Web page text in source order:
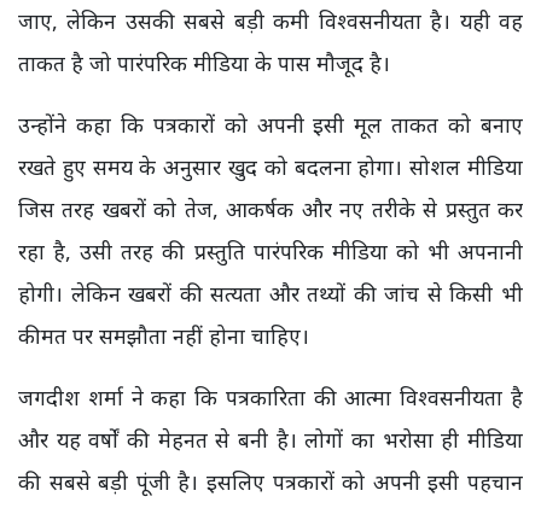
जाए, लेकिन उसकी सबसे बड़ी कमी विश्वसनीयता है। यही वह
ताकत है जो पारंपरिक मीडिया के पास मौजूद है।
उन्होंने कहा कि पत्रकारों को अपनी इसी मूल ताकत को बनाए
रखते हुए समय के अनुसार खुद को बदलना होगा। सोशल मीडिया
जिस तरह खबरों को तेज, आकर्षक और नए तरीके से प्रस्तुत कर
रहा है, उसी तरह की प्रस्तुति पारंपरिक मीडिया को भी अपनानी
होगी। लेकिन खबरों की सत्यता और तथ्यों की जांच से किसी भी
कीमत पर समझौता नहीं होना चाहिए।
जगदीश शर्मा ने कहा कि पत्रकारिता की आत्मा विश्वसनीयता है
और यह वर्षों की मेहनत से बनी है। लोगों का भरोसा ही मीडिया
की सबसे बड़ी पूंजी है। इसलिए पत्रकारों को अपनी इसी पहचान